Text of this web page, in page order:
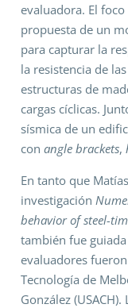
evaluadora. El
propuesta de un
para capturar la
la resistencia de
estructuras de
cargas cíclicas.
sísmica de un
con angle brackets,
En tanto que
investigación
behavior of steel-
también fue
evaluadores
Tecnología de
González